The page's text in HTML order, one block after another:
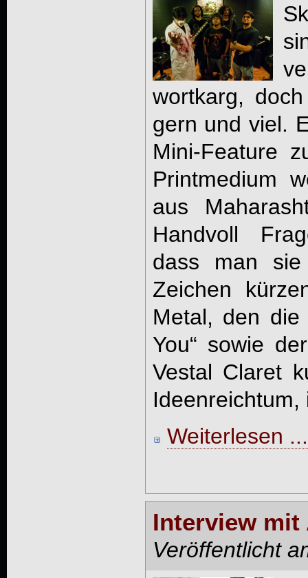
wortkarg,
gern und viel.
Mini-Feature
Printmedium
aus
Handvoll
dass man
Zeichen
Metal, den die
You“ sowie
Vestal Claret
Weiterlesen ...
Interview mit
Veröffentlicht